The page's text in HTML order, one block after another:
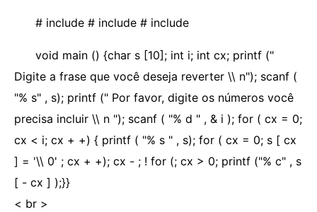
# include # include # include
void main () {char s [10]; int i; int cx; printf ("
Digite a frase que você deseja reverter \\ n"); scanf (
"% s" , s); printf (" Por favor, digite os números você
precisa incluir \\ n "); scanf ( "% d " , & i ); for ( cx = 0;
cx < i; cx + +) { printf ( "% s " , s); for ( cx = 0; s [ cx
] = '\\ 0' ; cx + +); cx - ; ! for (; cx > 0; printf ("% c" , s
[ - cx ] );}}
< br >